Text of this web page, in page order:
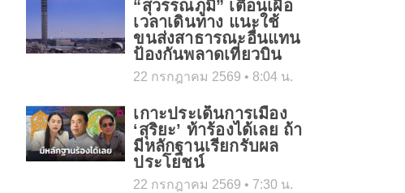
“สุวรรณภูมิ” เตือนเผื่อ
เวลาเดินทาง แนะใช้
ขนส่งสาธารณะอื่นแทน
ป้องกันพลาดเที่ยวบิน
22 กรกฎาคม 2569 8:04 น.
เกาะประเด็นการเมือง
‘สุริยะ’ ท้าร้องได้เลย ถ้า
มีหลักฐานเรียกรับผล
ประโยชน์
22 กรกฎาคม 2569 7:30 น.